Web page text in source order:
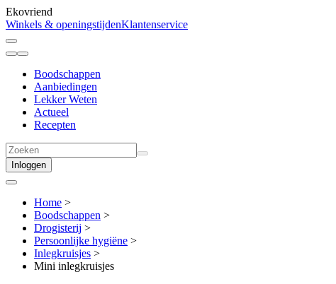
Ekovriend
Winkels & openingstijdenKlantenservice
Boodschappen
Aanbiedingen
Lekker Weten
Actueel
Recepten
Inloggen
Home >
Boodschappen >
Drogisterij >
Persoonlijke hygiëne >
Inlegkruisjes >
Mini inlegkruisjes